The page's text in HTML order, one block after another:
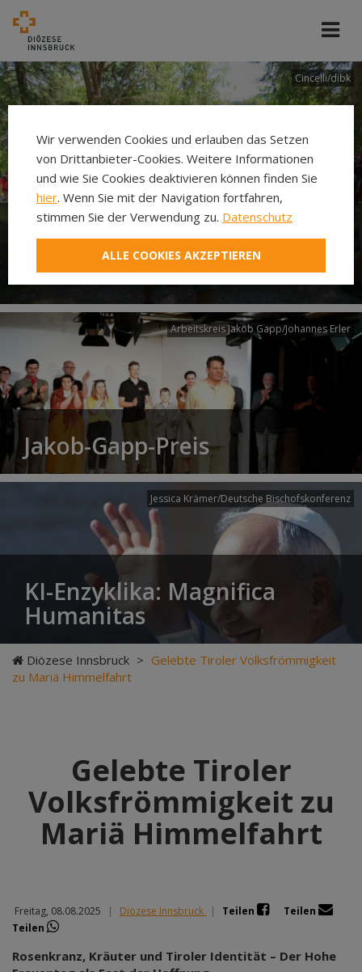
Cincelli/dibk
Neuer Pilgerweg Via
Laudato si’
Arbeitskreis Jakob Gapp/Johannes Erler
Jakob-Gapp-Preis
Jessica Krämer/Deutsche Bischofskonferenz
KI-Enzyklika: Magnifica
Humanitas
Diözese Innsbruck > Gelebte Tiroler Volksfrömmigkeit
zu Mariä Himmelfahrt
Gelebte Tiroler
Volksfrömmigkeit zu
Mariä Himmelfahrt
Freitag, 08.08.2025 | Diözese Innsbruck | Teilen
Teilen
Teilen
Rosenkranz, Kräuter und Tiroler Identität – Der Hohe
Wir verwenden Cookies und erlauben das Setzen
von Drittanbieter-Cookies. Weitere Informationen
und wie Sie Cookies deaktivieren können finden Sie
hier. Wenn Sie mit der Navigation fortfahren,
stimmen Sie der Verwendung zu. Datenschutz
ALLE COOKIES AKZEPTIEREN